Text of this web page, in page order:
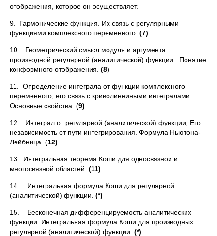
отображения, которое он осуществляет.
9. Гармонические функция. Их связь с регулярными
функциями комплексного переменного. (7)
10. Геометрический смысл модуля и аргумента
производной ре­гулярной (аналитической) функции. Понятие
конформного отобра­жения. (8)
11. Определение интеграла от функции комплексного
переменно­го, его связь с криволинейными интегралами.
Основные свойства. (9)
12. Интеграл от регулярной (аналитической) функции, Его
неза­висимость от пути интегрирования. Формула Ньютона-
Лейбница. (12)
13. Интегральная теорема Коши для односвязной и
многосвязной областей. (11)
14. Интегральная формула Коши для регулярной
(аналитиче­ской) функции. (*)
15. Бесконечная дифференцируемость аналитических
функций. Интегральная формула Коши для производных
регулярной (анали­тической) функции. (*)